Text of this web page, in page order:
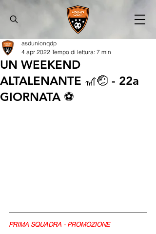
UN WEEKEND
ALTALENANTE 🎢🤕 - 22a
GIORNATA ⚽
asdunionqdp
4 apr 2022 Tempo di lettura: 7 min
PRIMA SQUADRA - PROMOZIONE